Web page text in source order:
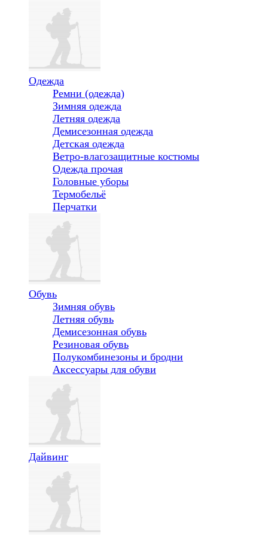
Одежда
Ремни (одежда)
Зимняя одежда
Летняя одежда
Демисезонная одежда
Детская одежда
Ветро-влагозащитные костюмы
Одежда прочая
Головные уборы
Термобельё
Перчатки
Обувь
Зимняя обувь
Летняя обувь
Демисезонная обувь
Резиновая обувь
Полукомбинезоны и бродни
Аксессуары для обуви
Дайвинг